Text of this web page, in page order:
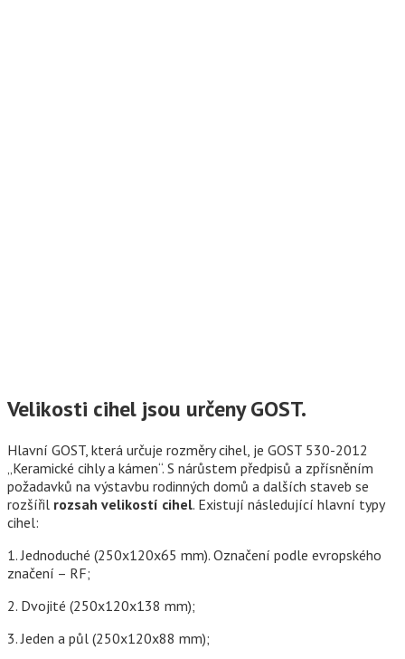
Velikosti cihel jsou určeny GOST.
Hlavní GOST, která určuje rozměry cihel, je GOST 530-2012
„Keramické cihly a kámen“. S nárůstem předpisů a zpřísněním
požadavků na výstavbu rodinných domů a dalších staveb se
rozšířil rozsah velikostí cihel. Existují následující hlavní typy
cihel:
1. Jednoduché (250x120x65 mm). Označení podle evropského
značení – RF;
2. Dvojité (250x120x138 mm);
3. Jeden a půl (250x120x88 mm);